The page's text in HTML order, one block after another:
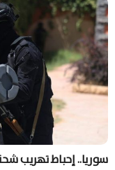
سوريا.. إحباط تهريب